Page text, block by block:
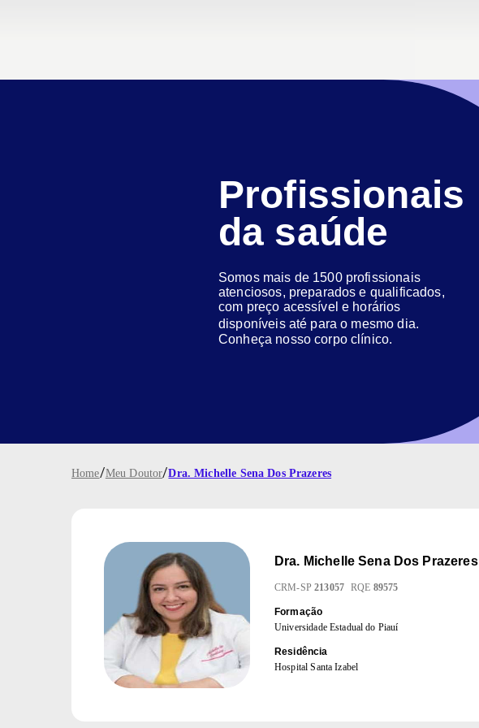
Profissionais
da saúde
Somos mais de 1500 profissionais
atenciosos, preparados e qualificados,
com preço acessível e horários
disponíveis até para o mesmo dia.
Conheça nosso corpo clínico.
Home/Meu Doutor/Dra. Michelle Sena Dos Prazeres
Dra. Michelle Sena Dos Prazeres
CRM-SP 213057 RQE 89575
Formação
Universidade Estadual do Piauí
Residência
Hospital Santa Izabel